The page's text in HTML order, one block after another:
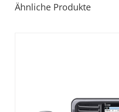
Ähnliche Produkte